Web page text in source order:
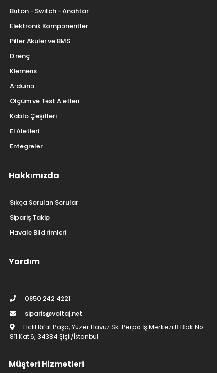
Buton - Switch - Anahtar
Elektronik Komponentler
Piller Aküler ve BMS
Direnç
Klemens
Arduino
Ölçüm ve Test Aletleri
Kablo Çeşitleri
El Aletleri
Entegreler
Hakkımızda
Sıkça Sorulan Sorular
Sipariş Takip
Havale Bildirimleri
Yardım
0850 242 4221
siparis@voltaj.net
Halil Rıfat Paşa, Yüzer Havuz Sk. Perpa İş Merkezi B Blok No
811 Kat 6, 34384 Şişli/İstanbul
Müşteri Hizmetleri